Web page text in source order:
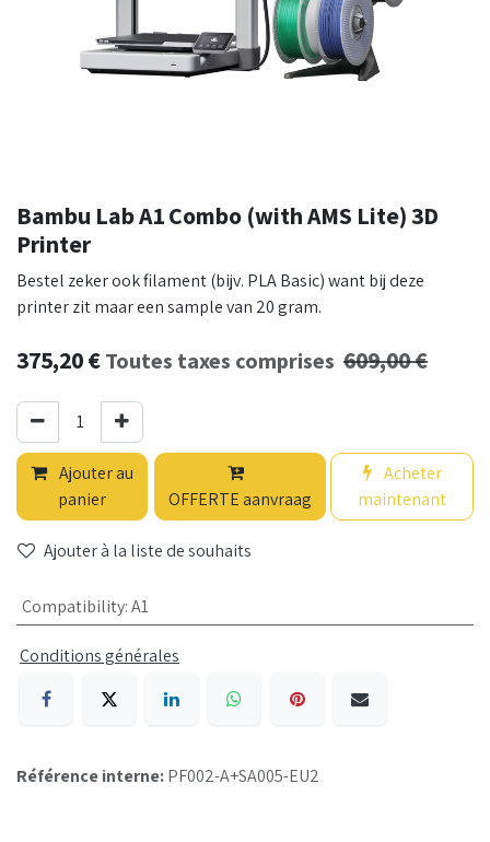
Bambu Lab A1 Combo (with AMS Lite) 3D
Printer
Bestel zeker ook filament (bijv. PLA Basic) want bij deze
printer zit maar een sample van 20 gram.
375,20€ Toutes taxes comprises 609,00€
Ajouter au
panier
OFFERTE aanvraag
Acheter
maintenant
Ajouter à la liste de souhaits
Compatibility:A1
Conditions générales
Référence interne:PF002-A+SA005-EU2